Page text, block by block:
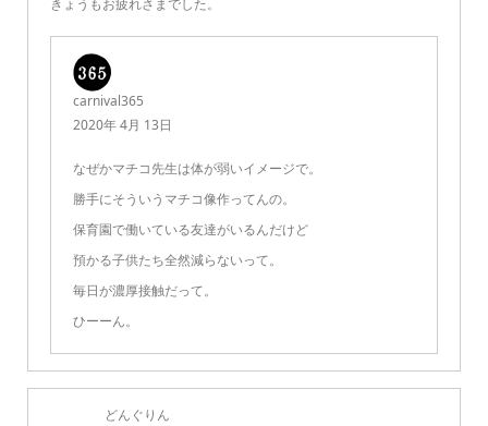
きょうもお疲れさまでした。
carnival365
2020年 4月 13日
なぜかマチコ先生は体が弱いイメージで。
勝手にそういうマチコ像作ってんの。
保育園で働いている友達がいるんだけど
預かる子供たち全然減らないって。
毎日が濃厚接触だって。
ひーーん。
どんぐりん